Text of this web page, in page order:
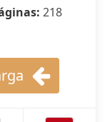
218